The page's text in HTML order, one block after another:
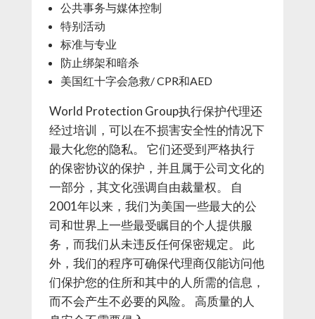
公共事务与媒体控制
特别活动
标准与专业
防止绑架和暗杀
美国红十字会急救/ CPR和AED
World Protection Group执行保护代理还
经过培训，可以在不损害安全性的情况下
最大化您的隐私。 它们还受到严格执行
的保密协议的保护，并且属于公司文化的
一部分，其文化强调自由裁量权。 自
2001年以来，我们为美国一些最大的公
司和世界上一些最受瞩目的个人提供服
务，而我们从未违反任何保密规定。 此
外，我们的程序可确保代理商仅能访问他
们保护您的住所和其中的人所需的信息，
而不会产生不必要的风险。 高质量的人